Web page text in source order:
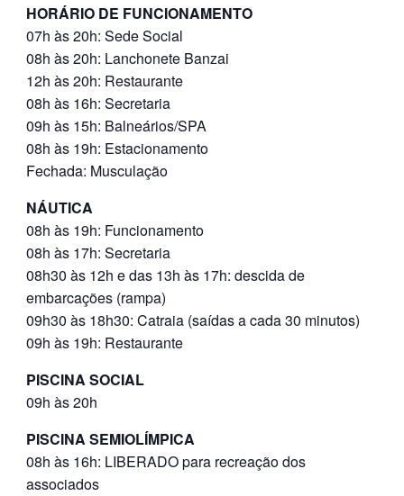
HORÁRIO DE FUNCIONAMENTO
07h às 20h: Sede Social
08h às 20h: Lanchonete Banzai
12h às 20h: Restaurante
08h às 16h: Secretaria
09h às 15h: Balneários/SPA
08h às 19h: Estacionamento
Fechada: Musculação
NÁUTICA
08h às 19h: Funcionamento
08h às 17h: Secretaria
08h30 às 12h e das 13h às 17h: descida de
embarcações (rampa)
09h30 às 18h30: Catraia (saídas a cada 30 minutos)
09h às 19h: Restaurante
PISCINA SOCIAL
09h às 20h
PISCINA SEMIOLÍMPICA
08h às 16h: LIBERADO para recreação dos
associados